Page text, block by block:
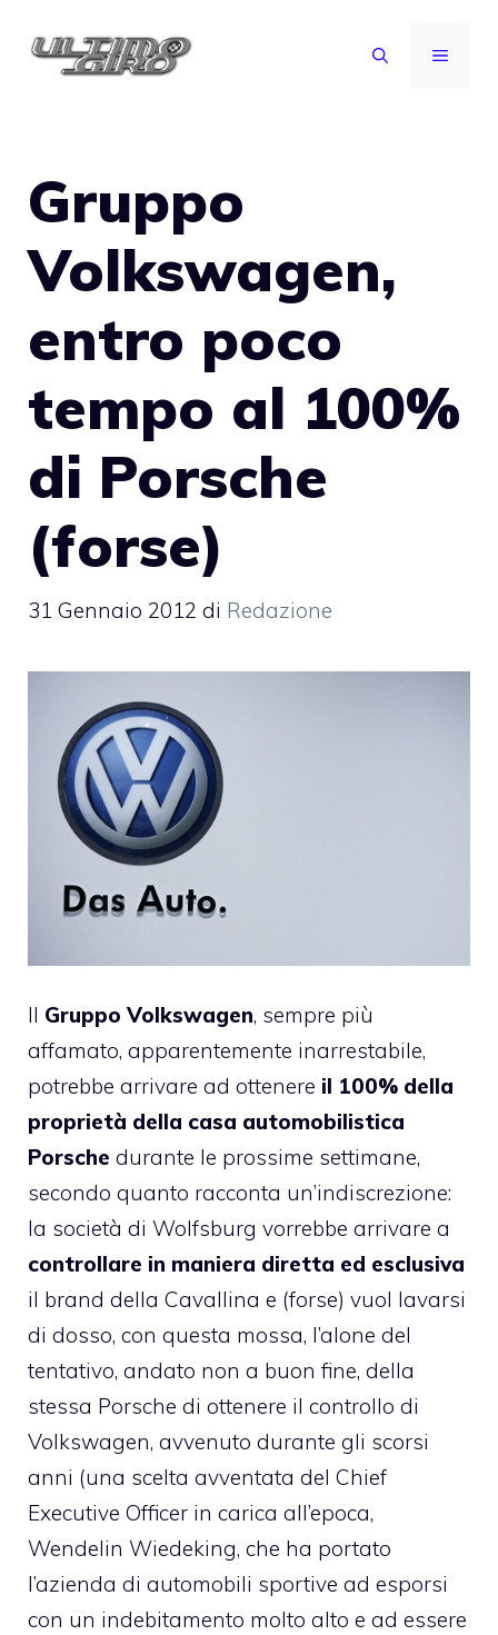
MENU
Gruppo
Volkswagen,
entro poco
tempo al 100%
di Porsche
(forse)
31 Gennaio 2012 di Redazione
Il Gruppo Volkswagen, sempre più
affamato, apparentemente inarrestabile,
potrebbe arrivare ad ottenere il 100% della
proprietà della casa automobilistica
Porsche durante le prossime settimane,
secondo quanto racconta un’indiscrezione:
la società di Wolfsburg vorrebbe arrivare a
controllare in maniera diretta ed esclusiva
il brand della Cavallina e (forse) vuol lavarsi
di dosso, con questa mossa, l’alone del
tentativo, andato non a buon fine, della
stessa Porsche di ottenere il controllo di
Volkswagen, avvenuto durante gli scorsi
anni (una scelta avventata del Chief
Executive Officer in carica all’epoca,
Wendelin Wiedeking, che ha portato
l’azienda di automobili sportive ad esporsi
con un indebitamento molto alto e ad essere